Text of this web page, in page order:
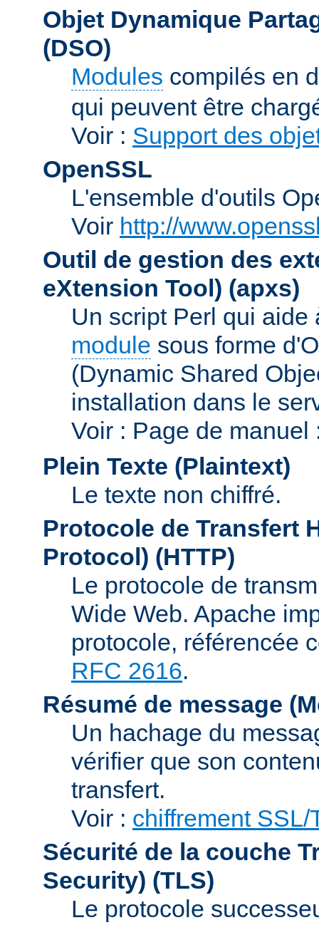
Objet Dynamique
(DSO)
Modules compilés en
qui peuvent être
Voir : Support des
OpenSSL
L'ensemble d'outils
Voir http://
Outil de gestion des
eXtension Tool) (apxs)
Un script Perl qui
module sous forme
(Dynamic Shared
installation dans le
Voir : Page de
Plein Texte (Plaintext)
Le texte non chiffré.
Protocole de Transfert
Protocol) (HTTP)
Le protocole de
Wide Web. Apache
protocole, référencée
RFC 2616.
Résumé de message
Un hachage du
vérifier que son
transfert.
Voir : chiffrement SSL/
Sécurité de la couche
Security) (TLS)
Le protocole